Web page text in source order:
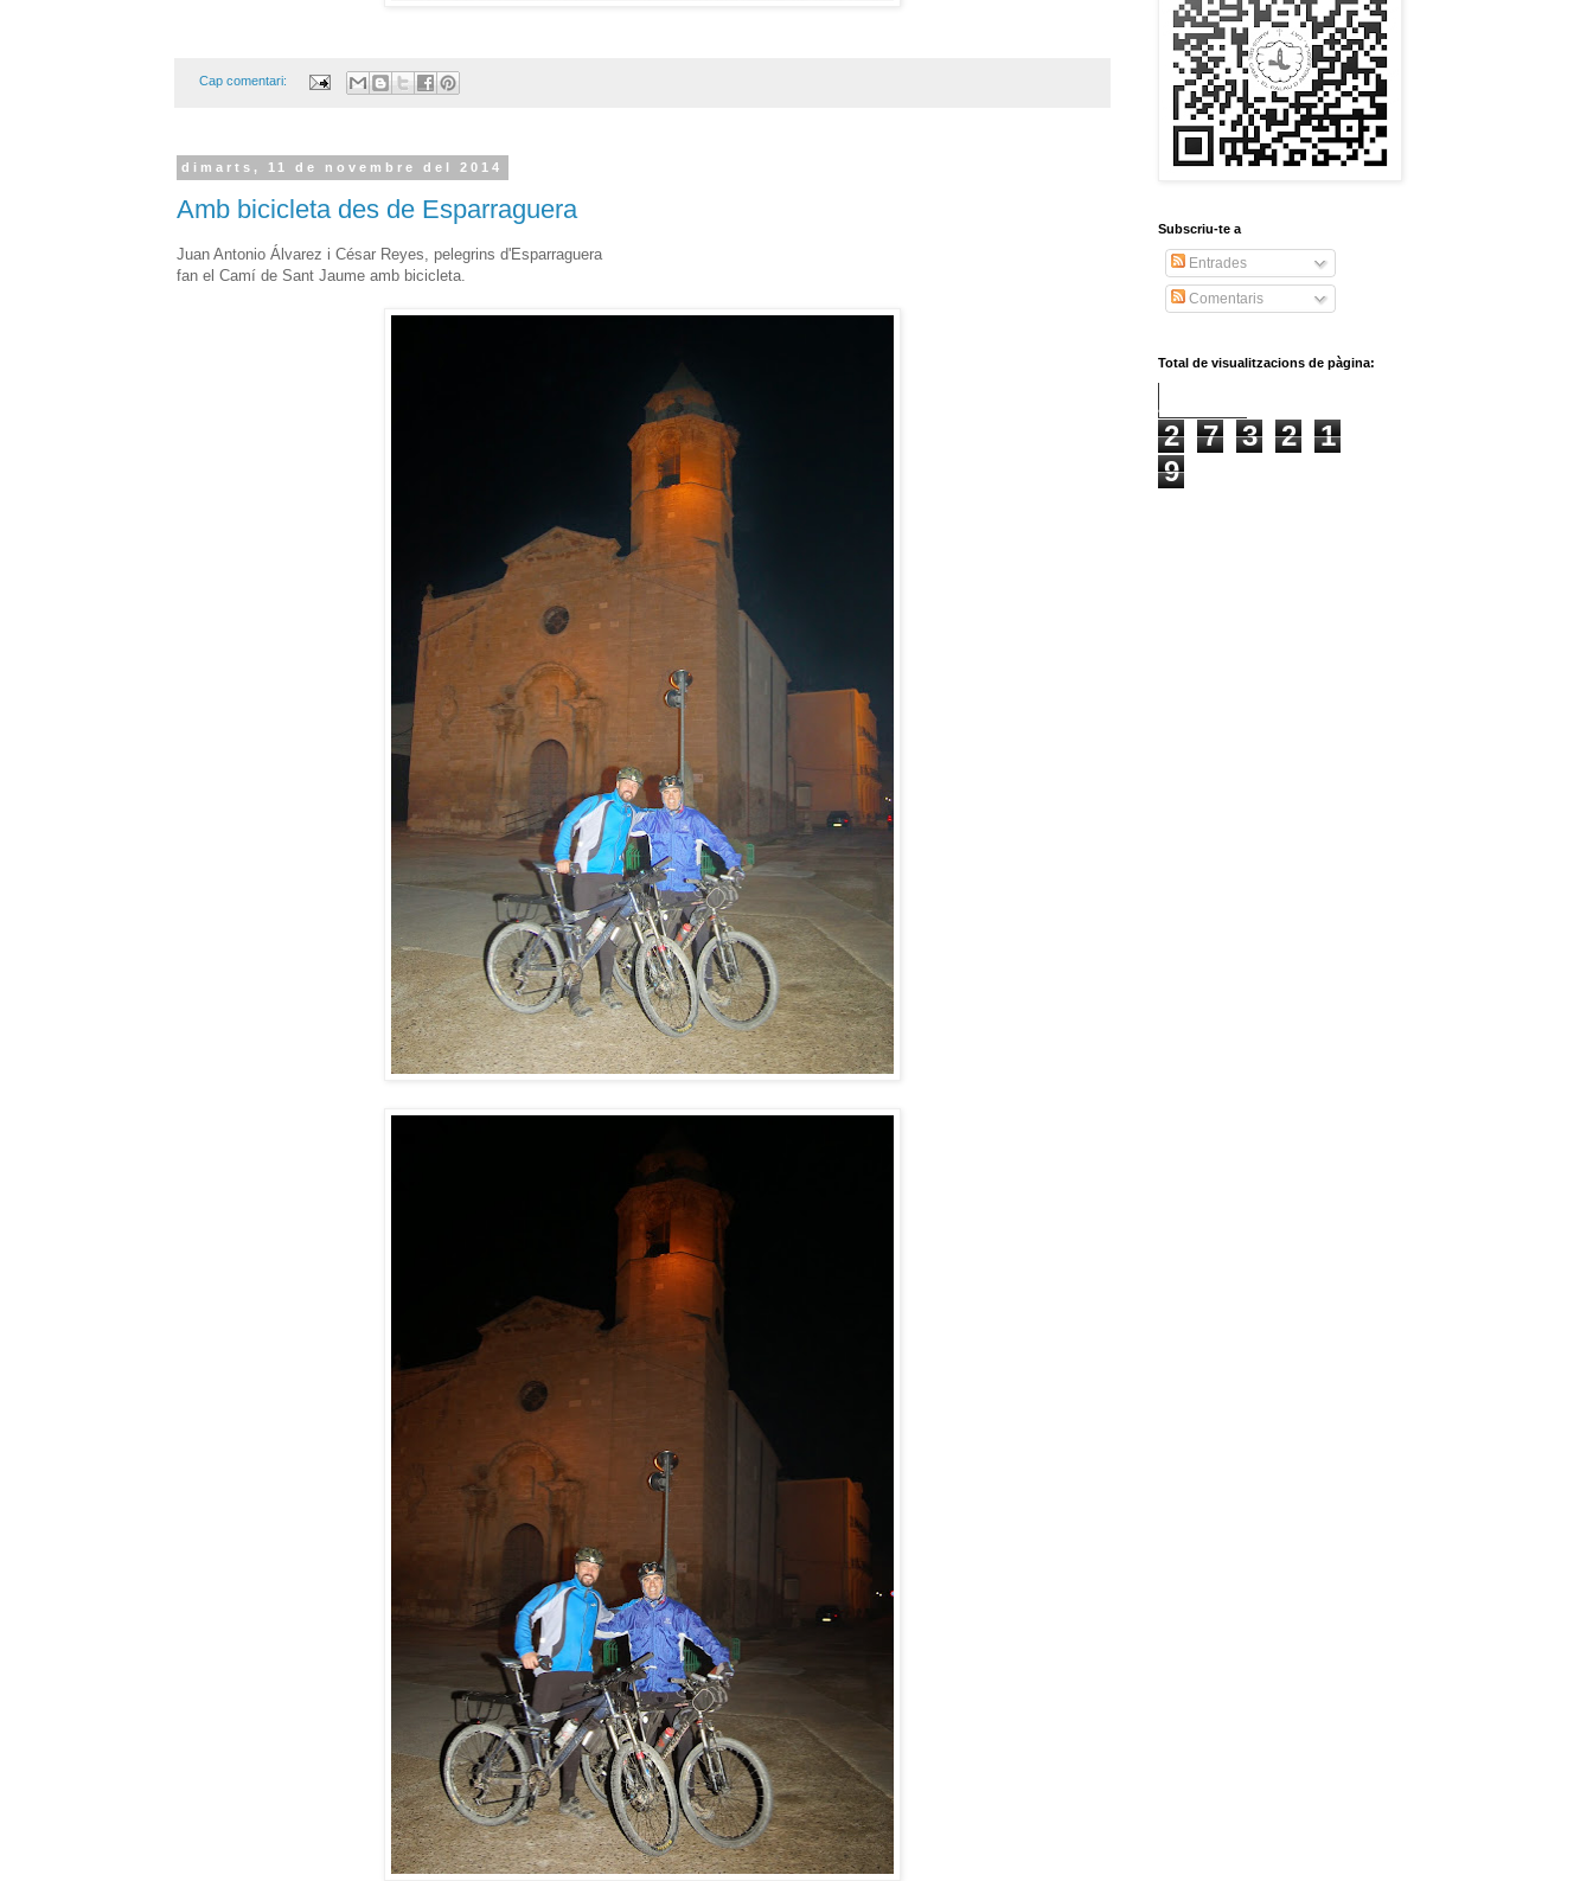
Cap comentari:
dimarts, 11 de novembre del 2014
Amb bicicleta des de Esparraguera
Juan Antonio Álvarez i César Reyes, pelegrins d'Esparraguera
fan el Camí de Sant Jaume amb bicicleta.
Subscriu-te a
Entrades
Comentaris
Total de visualitzacions de pàgina:
2 7 3 2
1
9